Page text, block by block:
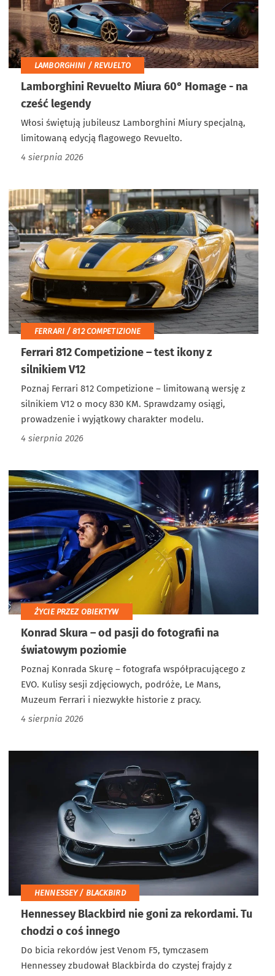
LAMBORGHINI / REVUELTO
Lamborghini Revuelto Miura 60° Homage - na
cześć legendy
Włosi świętują jubileusz Lamborghini Miury specjalną,
limitowaną edycją flagowego Revuelto.
4 sierpnia 2026
FERRARI / 812 COMPETIZIONE
Ferrari 812 Competizione – test ikony z
silnikiem V12
Poznaj Ferrari 812 Competizione – limitowaną wersję z
silnikiem V12 o mocy 830 KM. Sprawdzamy osiągi,
prowadzenie i wyjątkowy charakter modelu.
4 sierpnia 2026
ŻYCIE PRZEZ OBIEKTYW
Konrad Skura – od pasji do fotografii na
światowym poziomie
Poznaj Konrada Skurę – fotografa współpracującego z
EVO. Kulisy sesji zdjęciowych, podróże, Le Mans,
Muzeum Ferrari i niezwykłe historie z pracy.
4 sierpnia 2026
HENNESSEY / BLACKBIRD
Hennessey Blackbird nie goni za rekordami. Tu
chodzi o coś innego
Do bicia rekordów jest Venom F5, tymczasem
Hennessey zbudował Blackbirda do czystej frajdy z